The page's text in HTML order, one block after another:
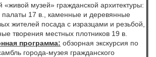
«живой музей» гражданской архитектуры:
палаты 17 в., каменные и деревянные
жителей посада с изразцами и резьбой,
творения местных плотников 19 в.
программа: обзорная экскурсия по
города-музея гражданского